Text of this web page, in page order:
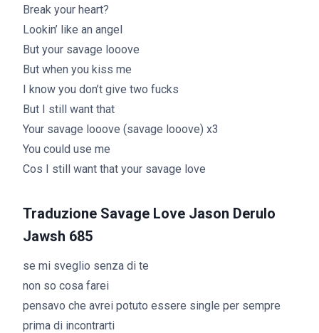
Break your heart?
Lookin’ like an angel
But your savage looove
But when you kiss me
I know you don’t give two fucks
But I still want that
Your savage looove (savage looove) x3
You could use me
Cos I still want that your savage love
Traduzione Savage Love Jason Derulo
Jawsh 685
se mi sveglio senza di te
non so cosa farei
pensavo che avrei potuto essere single per sempre
prima di incontrarti